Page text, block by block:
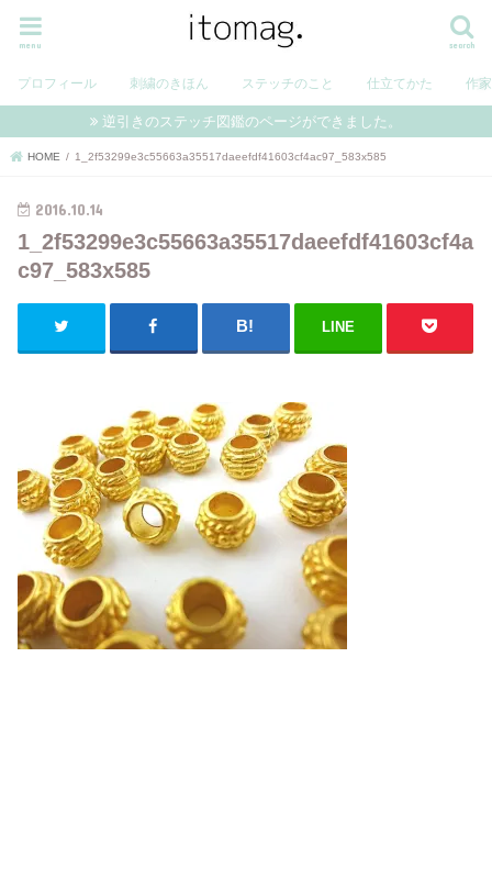
search
menu
プロフィール 刺繍のきほん ステッチのこと 仕立てかた 作
逆引きのステッチ図鑑のページができました。
HOME 1_2f53299e3c55663a35517daeefdf41603cf4ac97_583x585
2016.10.14
1_2f53299e3c55663a35517daeefdf41603cf4a
c97_583x585
LINE